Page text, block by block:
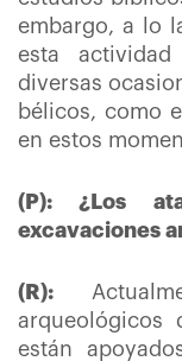
embargo, a lo
esta
diversas
bélicos, como
en estos
(P): ¿Los
excavaciones
(R):
arqueológicos
están